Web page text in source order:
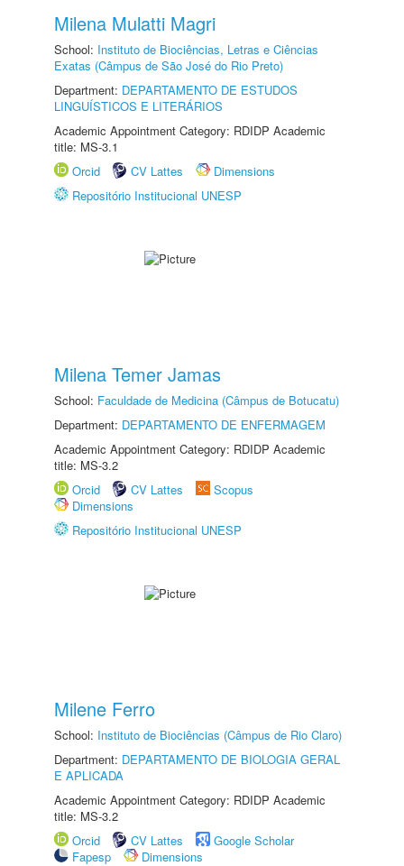
Milena Mulatti Magri
School: Instituto de Biociências, Letras e Ciências
Exatas (Câmpus de São José do Rio Preto)
Department: DEPARTAMENTO DE ESTUDOS
LINGUÍSTICOS E LITERÁRIOS
Academic Appointment Category: RDIDP Academic
title: MS-3.1
Orcid
CV Lattes
Dimensions
Repositório Institucional UNESP
Milena Temer Jamas
School: Faculdade de Medicina (Câmpus de Botucatu)
Department: DEPARTAMENTO DE ENFERMAGEM
Academic Appointment Category: RDIDP Academic
title: MS-3.2
Orcid
CV Lattes
Scopus
Dimensions
Repositório Institucional UNESP
Milene Ferro
School: Instituto de Biociências (Câmpus de Rio Claro)
Department: DEPARTAMENTO DE BIOLOGIA GERAL
E APLICADA
Academic Appointment Category: RDIDP Academic
title: MS-3.2
Orcid
CV Lattes
Google Scholar
Fapesp
Dimensions